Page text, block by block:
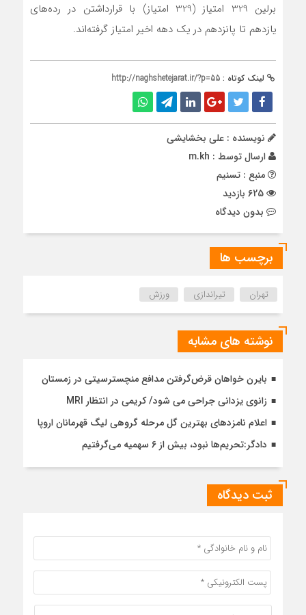
برلین 329 امتیاز (329 امتیاز) با قرارداشتن در رده‌های
یازدهم تا پانزدهم در یک دهه اخیر امتیاز گرفته‌اند.
لینک کوتاه : http://naghshetejarat.ir/?p=55
نویسنده : علی بخشایشی
ارسال توسط : m.kh
منبع : تسنیم
بدون دیدگاه
برچسب ها
تهران تیراندازی ورزش
نوشته های مشابه
بایرن خواهان قرض‌گرفتن مدافع منچسترسیتی در زمستان
زانوی یزدانی جراحی می شود/ کریمی در انتظار MRI
اعلام نامزدهای بهترین گل مرحله گروهی لیگ قهرمانان اروپا
دادگر:تحریم‌ها نبود، بیش از 6 سهمیه می‌گرفتیم
ثبت دیدگاه